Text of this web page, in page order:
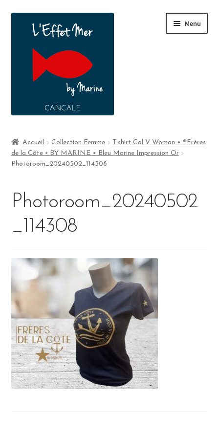
Menu
A propos
Accueil Collection Femme
T.shirt Col V Woman • ®Frères
de la Côte ⭑ BY MARINE • Bleu Marine Impression Or
Photoroom_20240502_114308
Photoroom_20240502
_114308